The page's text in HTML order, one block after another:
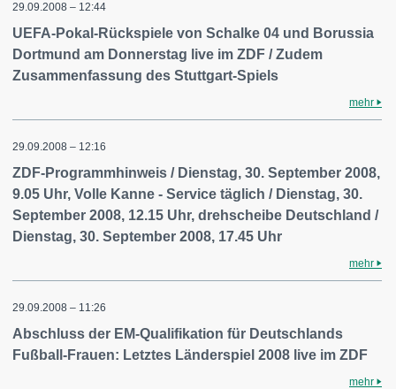
29.09.2008 – 12:44
UEFA-Pokal-Rückspiele von Schalke 04 und Borussia
Dortmund am Donnerstag live im ZDF / Zudem
Zusammenfassung des Stuttgart-Spiels
mehr
29.09.2008 – 12:16
ZDF-Programmhinweis / Dienstag, 30. September 2008,
9.05 Uhr, Volle Kanne - Service täglich / Dienstag, 30.
September 2008, 12.15 Uhr, drehscheibe Deutschland /
Dienstag, 30. September 2008, 17.45 Uhr
mehr
29.09.2008 – 11:26
Abschluss der EM-Qualifikation für Deutschlands
Fußball-Frauen: Letztes Länderspiel 2008 live im ZDF
mehr